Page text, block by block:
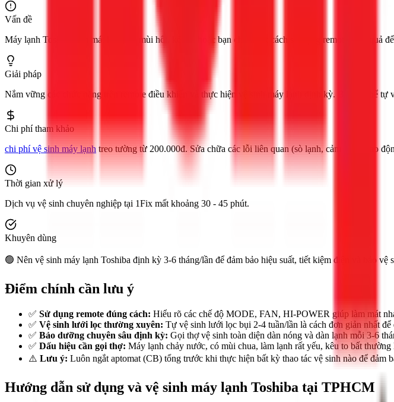
Vấn đề
Máy lạnh Toshiba làm mát kém, có mùi hôi, kêu to hoặc bạn chưa biết cách sử dụng remote hiệu quả để
Giải pháp
Nắm vững các chức năng trên remote điều khiển và thực hiện vệ sinh máy lạnh định kỳ. Bạn có thể
Chi phí tham khảo
chi phí vệ sinh máy lạnh treo tường từ 200.000đ. Sửa chữa các lỗi liên quan (sò lạnh, cảm biến) dao
Thời gian xử lý
Dịch vụ vệ sinh chuyên nghiệp tại 1Fix mất khoảng 30 - 45 phút.
Khuyên dùng
🟢 Nên vệ sinh máy lạnh Toshiba định kỳ 3-6 tháng/lần để đảm bảo hiệu suất, tiết kiệm điện và bảo vệ
Điểm chính cần lưu ý
✅ Sử dụng remote đúng cách: Hiểu rõ các chế độ MODE, FAN, HI-POWER giúp làm mát
✅ Vệ sinh lưới lọc thường xuyên: Tự vệ sinh lưới lọc bụi 2-4 tuần/lần là cách đơn giản nhất
✅ Bảo dưỡng chuyên sâu định kỳ: Gọi thợ vệ sinh toàn diện dàn nóng và dàn lạnh mỗi 3-6
✅ Dấu hiệu cần gọi thợ: Máy lạnh chảy nước, có mùi chua, làm lạnh rất yếu, kêu to bất
⚠️ Lưu ý: Luôn ngắt aptomat (CB) tổng trước khi thực hiện bất kỳ thao tác vệ sinh nào để đảm
Hướng dẫn sử dụng và vệ sinh máy lạnh Toshiba tại TPHCM